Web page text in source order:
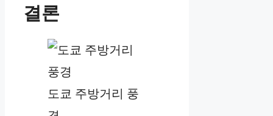
결론
도쿄 주방거리 풍